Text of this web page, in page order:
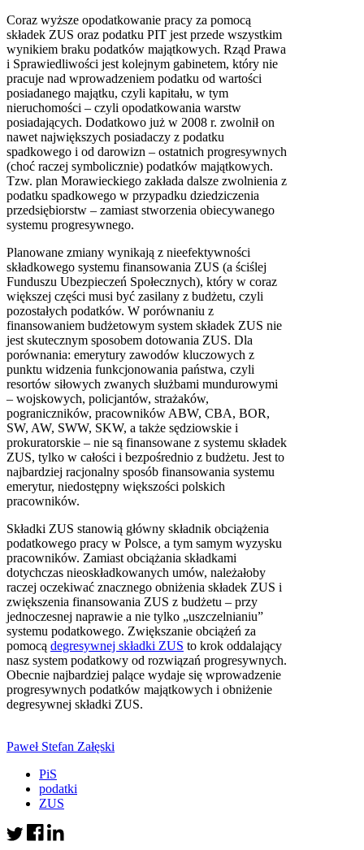
Coraz wyższe opodatkowanie pracy za pomocą
składek ZUS oraz podatku PIT jest przede wszystkim
wynikiem braku podatków majątkowych. Rząd Prawa
i Sprawiedliwości jest kolejnym gabinetem, który nie
pracuje nad wprowadzeniem podatku od wartości
posiadanego majątku, czyli kapitału, w tym
nieruchomości – czyli opodatkowania warstw
posiadających. Dodatkowo już w 2008 r. zwolnił on
nawet największych posiadaczy z podatku
spadkowego i od darowizn – ostatnich progresywnych
(choć raczej symbolicznie) podatków majątkowych.
Tzw. plan Morawieckiego zakłada dalsze zwolnienia z
podatku spadkowego w przypadku dziedziczenia
przedsiębiorstw – zamiast stworzenia obiecywanego
systemu progresywnego.
Planowane zmiany wynikają z nieefektywności
składkowego systemu finansowania ZUS (a ściślej
Funduszu Ubezpieczeń Społecznych), który w coraz
większej części musi być zasilany z budżetu, czyli
pozostałych podatków. W porównaniu z
finansowaniem budżetowym system składek ZUS nie
jest skutecznym sposobem dotowania ZUS. Dla
porównania: emerytury zawodów kluczowych z
punktu widzenia funkcjonowania państwa, czyli
resortów siłowych zwanych służbami mundurowymi
– wojskowych, policjantów, strażaków,
pograniczników, pracowników ABW, CBA, BOR,
SW, AW, SWW, SKW, a także sędziowskie i
prokuratorskie – nie są finansowane z systemu składek
ZUS, tylko w całości i bezpośrednio z budżetu. Jest to
najbardziej racjonalny sposób finansowania systemu
emerytur, niedostępny większości polskich
pracowników.
Składki ZUS stanowią główny składnik obciążenia
podatkowego pracy w Polsce, a tym samym wyzysku
pracowników. Zamiast obciążania składkami
dotychczas nieoskładkowanych umów, należałoby
raczej oczekiwać znacznego obniżenia składek ZUS i
zwiększenia finansowania ZUS z budżetu – przy
jednoczesnej naprawie a nie tylko „uszczelnianiu”
systemu podatkowego. Zwiększanie obciążeń za
pomocą degresywnej składki ZUS to krok oddalający
nasz system podatkowy od rozwiązań progresywnych.
Obecnie najbardziej palące wydaje się wprowadzenie
progresywnych podatków majątkowych i obniżenie
degresywnej składki ZUS.
Paweł Stefan Załęski
PiS
podatki
ZUS